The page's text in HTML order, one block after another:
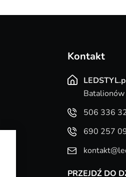
Kontakt
506 336
690 257
PRZEJDŹ DO